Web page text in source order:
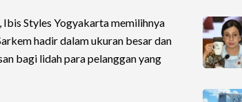
Styles Yogyakarta memilihnya
hadir dalam ukuran besar dan
bagi lidah para pelanggan yang